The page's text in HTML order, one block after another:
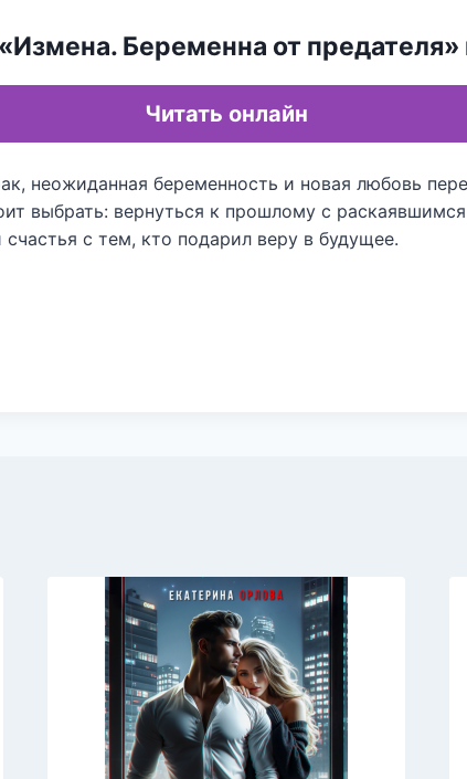
Беременна от
Читать онлайн
неожиданная беременность и новая любовь
выбрать: вернуться к прошлому с
с тем, кто подарил веру в будущее.